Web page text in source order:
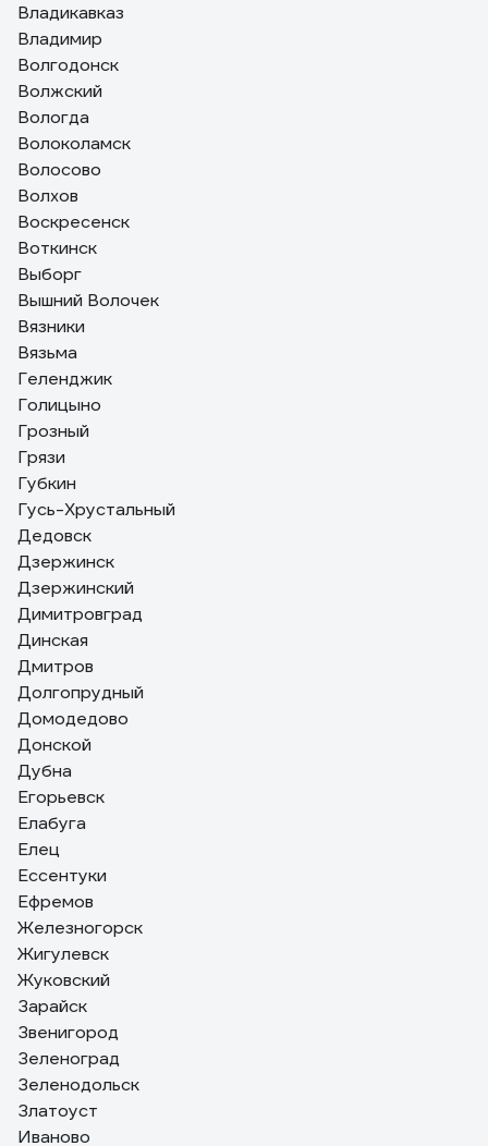
Владикавказ
Владимир
Волгодонск
Волжский
Вологда
Волоколамск
Волосово
Волхов
Воскресенск
Воткинск
Выборг
Вышний Волочек
Вязники
Вязьма
Геленджик
Голицыно
Грозный
Грязи
Губкин
Гусь-Хрустальный
Дедовск
Дзержинск
Дзержинский
Димитровград
Динская
Дмитров
Долгопрудный
Домодедово
Донской
Дубна
Егорьевск
Елабуга
Елец
Ессентуки
Ефремов
Железногорск
Жигулевск
Жуковский
Зарайск
Звенигород
Зеленоград
Зеленодольск
Златоуст
Иваново